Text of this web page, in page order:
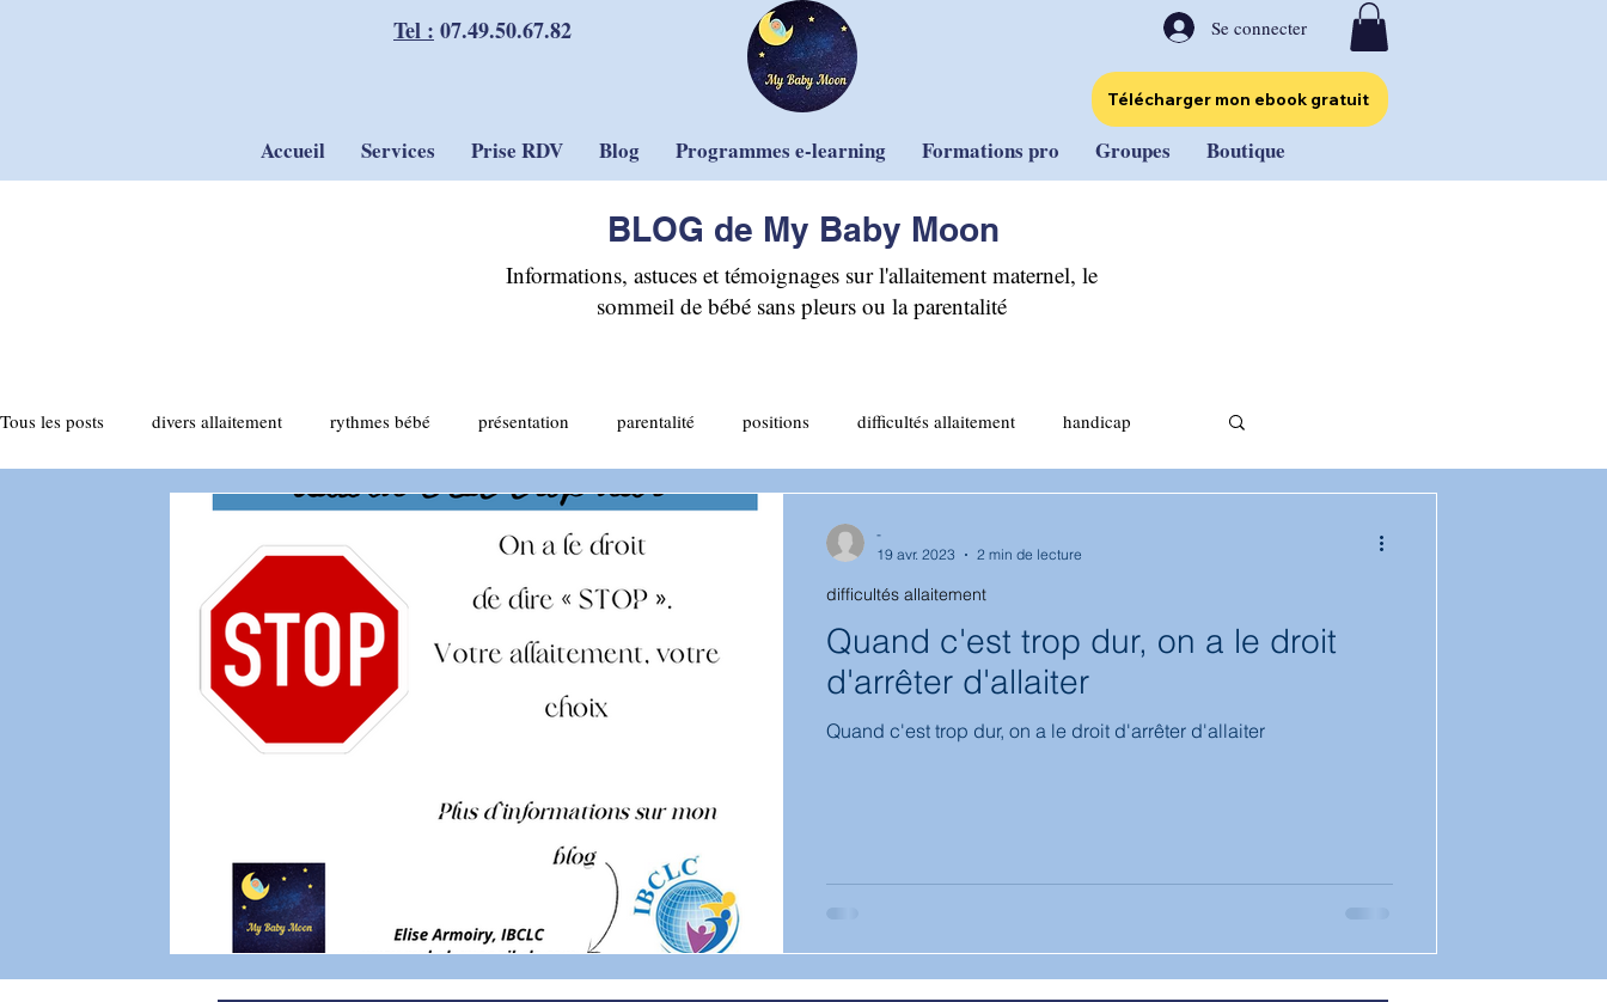
Tel : 07.49.50.67.82 Se connecter
Télécharger mon ebook gratuit
Accueil Services Prise RDV Blog Programmes e-learning Formations pro Groupes Boutique
BLOG de My Baby Moon
Informations, astuces et témoignages sur l'allaitement maternel, le
sommeil de bébé sans pleurs ou la parentalité
Tous les posts divers allaitement rythmes bébé présentation parentalité positions difficultés allaitement handicap
tirage du lait compléments allaitement mixte sommeil et sécurité
témoignage Attachement psychologie biberon
Professionnel de santé
Quand c'est trop dur, on a le droit
d'arrêter d'allaiter
Quand c'est trop dur, on a le droit d'arrêter d'allaiter
difficultés allaitement
-
19 avr. 2023
2 min de lecture